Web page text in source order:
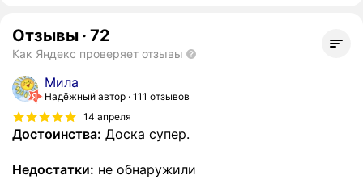
Отзывы · 72
Как Яндекс проверяет отзывы
Мила
Надёжный автор 111 отзывов
14 апреля
Достоинства: Доска супер.
Недостатки: не обнаружили